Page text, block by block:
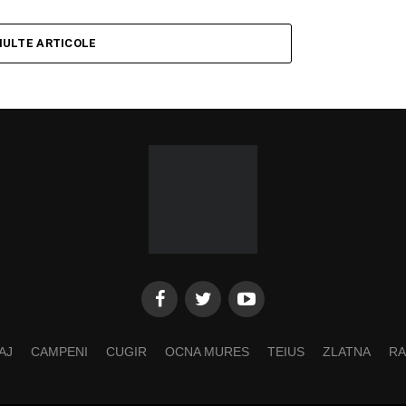
ARTICOLE
CAMPENI CUGIR OCNA MURES TEIUS ZLATNA